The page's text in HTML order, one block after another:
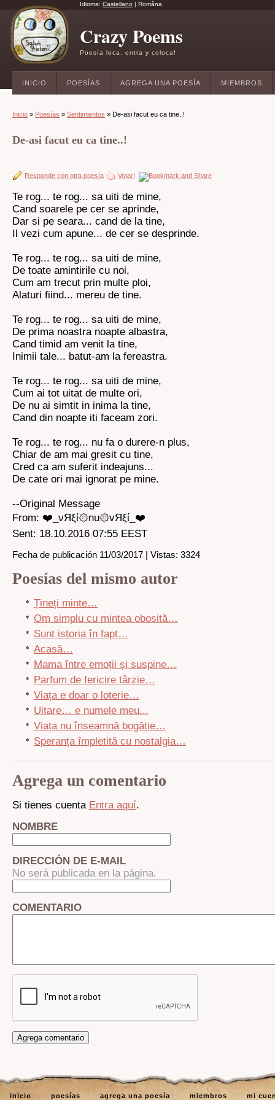
Idioma: Castellano | Româna
Crazy Poems
Poesía loca, entra y coloca!
INICIO POESÍAS AGREGA UNA POESÍA MIEMBROS
Inicio » Poesías » Sentimientos » De-asi facut eu ca tine..!
De-asi facut eu ca tine..!
Responde con otra poesía Votar!
Te rog... te rog... sa uiti de mine,
Cand soarele pe cer se aprinde,
Dar si pe seara... cand de la tine,
Il vezi cum apune... de cer se desprinde.
Te rog... te rog... sa uiti de mine,
De toate amintirile cu noi,
Cum am trecut prin multe ploi,
Alaturi fiind... mereu de tine.
Te rog... te rog... sa uiti de mine,
De prima noastra noapte albastra,
Cand timid am venit la tine,
Inimii tale... batut-am la fereastra.
Te rog... te rog... sa uiti de mine,
Cum ai tot uitat de multe ori,
De nu ai simtit in inima la tine,
Cand din noapte iti faceam zori.
Te rog... te rog... nu fa o durere-n plus,
Chiar de am mai gresit cu tine,
Cred ca am suferit indeajuns...
De cate ori mai ignorat pe mine.
--Original Message
From: ❤️_νЯξί۞nu۞vЯξί_❤️
Sent: 18.10.2016 07:55 EEST
Fecha de publicación 11/03/2017 | Vistas: 3324
Poesías del mismo autor
Țineți minte…
Om simplu cu mintea obosită…
Sunt istoria în fapt…
Acasă…
Mama între emoții și suspine…
Parfum de fericire târzie…
Viața e doar o loterie…
Uitare… e numele meu...
Viața nu înseamnă bogăție…
Speranța împletită cu nostalgia…
Agrega un comentario
Si tienes cuenta Entra aquí.
NOMBRE
DIRECCIÓN DE E-MAIL
No será publicada en la página.
COMENTARIO
inicio poesías agrega una poesía miembros mi